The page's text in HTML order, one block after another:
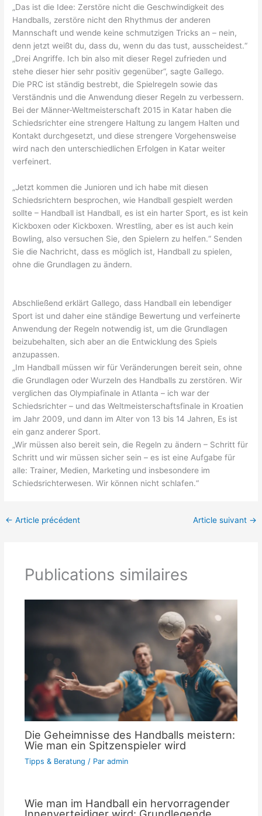
„Das ist die Idee: Zerstöre nicht die Geschwindigkeit des
Handballs, zerstöre nicht den Rhythmus der anderen
Mannschaft und wende keine schmutzigen Tricks an – nein,
denn jetzt weißt du, dass du, wenn du das tust, ausscheidest.“
„Drei Angriffe. Ich bin also mit dieser Regel zufrieden und
stehe dieser hier sehr positiv gegenüber“, sagte Gallego.
Die PRC ist ständig bestrebt, die Spielregeln sowie das
Verständnis und die Anwendung dieser Regeln zu verbessern.
Bei der Männer-Weltmeisterschaft 2015 in Katar haben die
Schiedsrichter eine strengere Haltung zu langem Halten und
Kontakt durchgesetzt, und diese strengere Vorgehensweise
wird nach den unterschiedlichen Erfolgen in Katar weiter
verfeinert.
„Jetzt kommen die Junioren und ich habe mit diesen
Schiedsrichtern besprochen, wie Handball gespielt werden
sollte – Handball ist Handball, es ist ein harter Sport, es ist kein
Kickboxen oder Kickboxen. Wrestling, aber es ist auch kein
Bowling, also versuchen Sie, den Spielern zu helfen.“ Senden
Sie die Nachricht, dass es möglich ist, Handball zu spielen,
ohne die Grundlagen zu ändern.
Abschließend erklärt Gallego, dass Handball ein lebendiger
Sport ist und daher eine ständige Bewertung und verfeinerte
Anwendung der Regeln notwendig ist, um die Grundlagen
beizubehalten, sich aber an die Entwicklung des Spiels
anzupassen.
„Im Handball müssen wir für Veränderungen bereit sein, ohne
die Grundlagen oder Wurzeln des Handballs zu zerstören. Wir
verglichen das Olympiafinale in Atlanta – ich war der
Schiedsrichter – und das Weltmeisterschaftsfinale in Kroatien
im Jahr 2009, und dann im Alter von 13 bis 14 Jahren, Es ist
ein ganz anderer Sport.
„Wir müssen also bereit sein, die Regeln zu ändern – Schritt für
Schritt und wir müssen sicher sein – es ist eine Aufgabe für
alle: Trainer, Medien, Marketing und insbesondere im
Schiedsrichterwesen. Wir können nicht schlafen.“
← Article précédent Article suivant →
Publications similaires
Die Geheimnisse des Handballs meistern:
Wie man ein Spitzenspieler wird
Tipps & Beratung / Par admin
Wie man im Handball ein hervorragender